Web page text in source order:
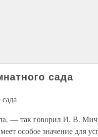
сада
— так говорил И. В.
особое значение для